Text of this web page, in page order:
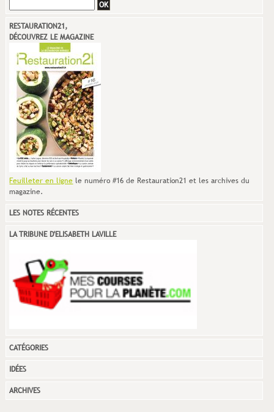
RESTAURATION21,
DÉCOUVREZ LE MAGAZINE
Feuilleter en ligne le numéro #16 de Restauration21 et les archives du
magazine.
LES NOTES RÉCENTES
LA TRIBUNE D'ELISABETH LAVILLE
CATÉGORIES
IDÉES
ARCHIVES